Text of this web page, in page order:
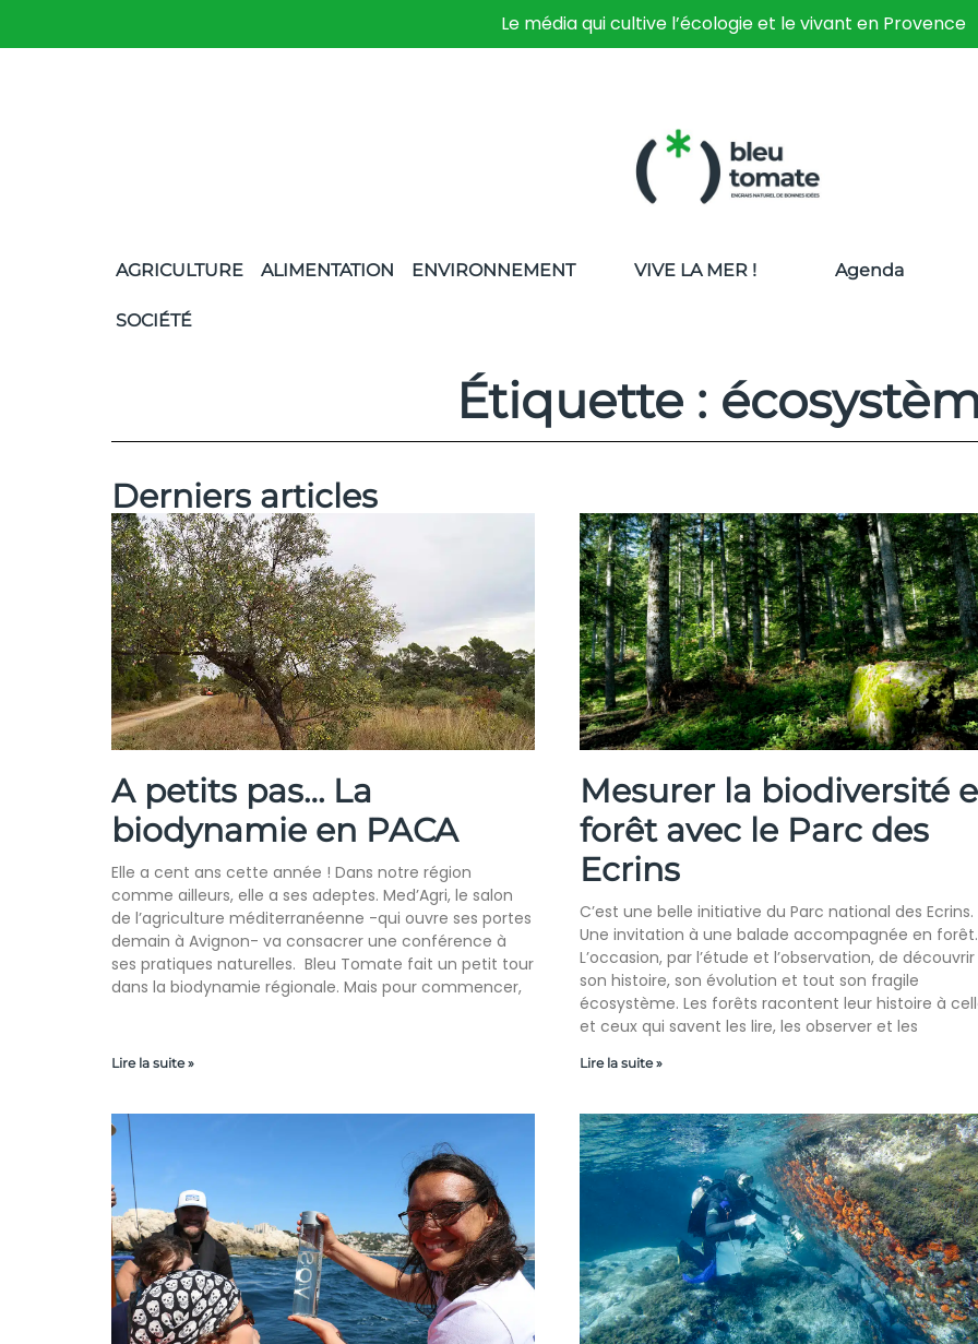
Le média qui cultive l’écologie et le vivant en Provence
AGRICULTURE ALIMENTATION ENVIRONNEMENT
SOCIÉTÉ
VIVE LA MER ! Agenda
Étiquette :
Derniers articles
A petits pas… La
biodynamie en PACA
Elle a cent ans cette année ! Dans notre région
comme ailleurs, elle a ses adeptes. Med’Agri, le salon
de l’agriculture méditerranéenne -qui ouvre ses portes
demain à Avignon- va consacrer une conférence à
ses pratiques naturelles. Bleu Tomate fait un petit tour
dans la biodynamie régionale. Mais pour commencer,
Lire la suite »
Mesurer la biodiversité
forêt avec le Parc des
Ecrins
C’est une belle initiative du Parc national des Ecrins.
Une invitation à une balade accompagnée en forêt.
L’occasion, par l’étude et l’observation, de découvrir
son histoire, son évolution et tout son fragile
écosystème. Les forêts racontent leur histoire à
et ceux qui savent les lire, les observer et les
Lire la suite »